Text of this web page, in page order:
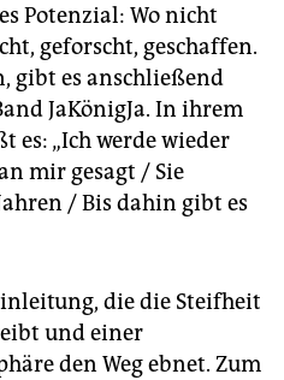
Potenzial: Wo nicht
geforscht, geschaffen.
gibt es anschließend
JaKönigJa. In ihrem
es: „Ich werde wieder
mir gesagt / Sie
/ Bis dahin gibt es
die die Steifheit
und einer
den Weg ebnet. Zum